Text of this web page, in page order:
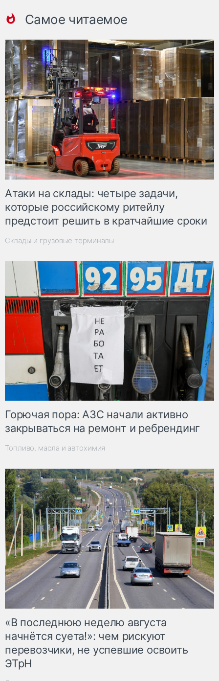
Самое читаемое
Атаки на склады: четыре задачи,
которые российскому ритейлу
предстоит решить в кратчайшие сроки
Склады и грузовые терминалы
Горючая пора: АЗС начали активно
закрываться на ремонт и ребрендинг
Топливо, масла и автохимия
«В последнюю неделю августа
начнётся суета!»: чем рискуют
перевозчики, не успевшие освоить
ЭТрН